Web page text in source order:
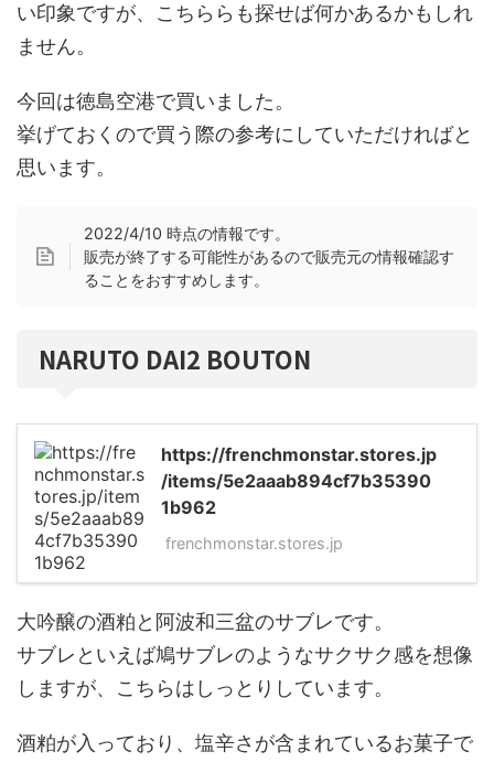
い印象ですが、こちららも探せば何かあるかもしれ
ません。
今回は徳島空港で買いました。
挙げておくので買う際の参考にしていただければと
思います。
2022/4/10 時点の情報です。
販売が終了する可能性があるので販売元の情報確認す
ることをおすすめします。
NARUTO DAI2 BOUTON
https://frenchmonstar.stores.jp
/items/5e2aaab894cf7b35390
1b962
frenchmonstar.stores.jp
大吟醸の酒粕と阿波和三盆のサブレです。
サブレといえば鳩サブレのようなサクサク感を想像
しますが、こちらはしっとりしています。
酒粕が入っており、塩辛さが含まれているお菓子で